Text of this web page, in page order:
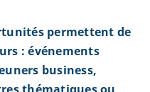
permettent de
: événements
business,